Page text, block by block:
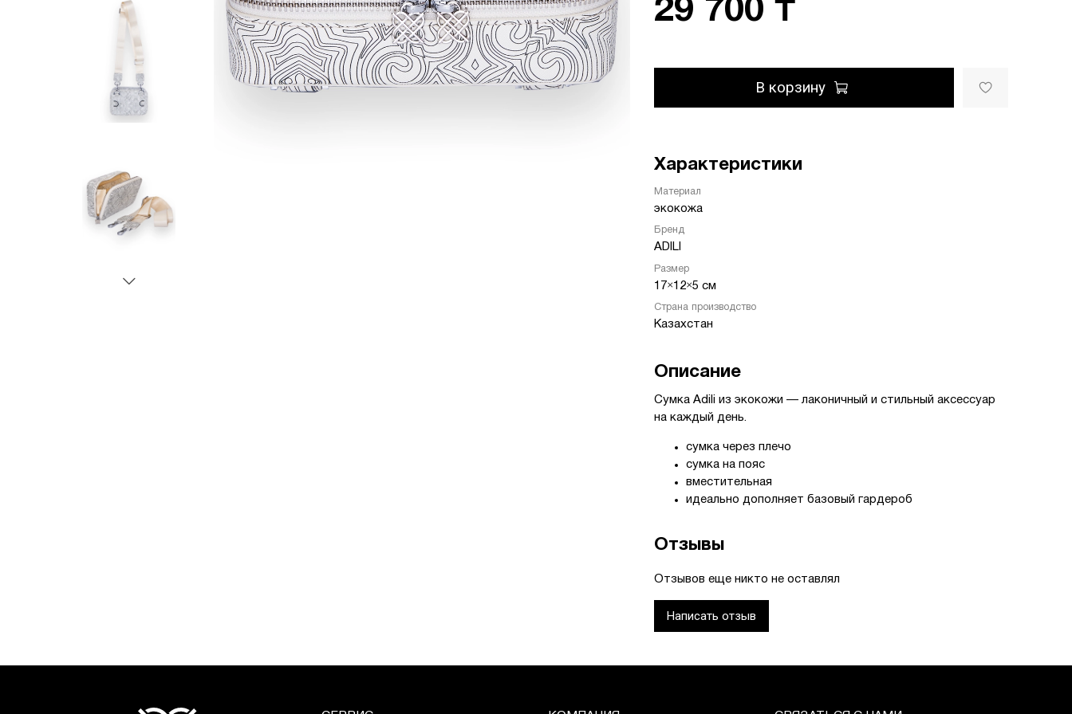
29 700 ₸
В корзину
Характеристики
Материал
экокожа
Бренд
ADILI
Размер
17×12×5 см
Страна производство
Казахстан
Описание
Сумка Adili из экокожи — лаконичный и стильный аксессуар
на каждый день.
сумка через плечо
сумка на пояс
вместительная
идеально дополняет базовый гардероб
Отзывы
Отзывов еще никто не оставлял
Написать отзыв